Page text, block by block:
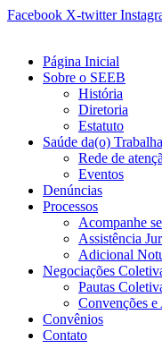
Ir
conteúdo
Facebook X-twitter
Página Inicial
Sobre o SEEB
História
Diretoria
Estatuto
Saúde da(o)
Rede de
Eventos
Denúncias
Processos
Acompanhe
Assistência
Adicional
Negociações
Pautas
Convenções
Convênios
Contato